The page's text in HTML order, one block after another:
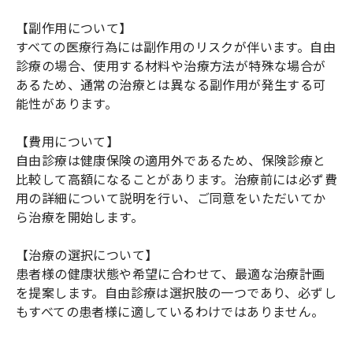
【副作用について】
すべての医療行為には副作用のリスクが伴います。自由
診療の場合、使用する材料や治療方法が特殊な場合が
あるため、通常の治療とは異なる副作用が発生する可
能性があります。
【費用について】
自由診療は健康保険の適用外であるため、保険診療と
比較して高額になることがあります。治療前には必ず費
用の詳細について説明を行い、ご同意をいただいてか
ら治療を開始します。
【治療の選択について】
患者様の健康状態や希望に合わせて、最適な治療計画
を提案します。自由診療は選択肢の一つであり、必ずし
もすべての患者様に適しているわけではありません。